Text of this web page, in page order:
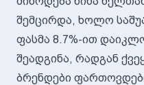
შემცირდა, ხოლო
ფასმა 8.7%-ით
შეადგინა, რადგან
ბრენდები